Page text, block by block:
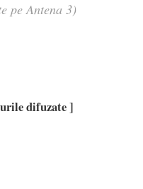
pe Antena 3)
difuzate ]